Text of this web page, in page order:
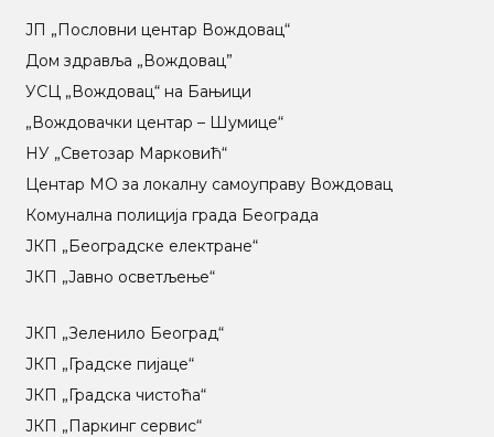
ЈП „Пословни центар Вождовац“
Дом здравља „Вождовац”
УСЦ „Вождовац“ на Бањици
„Вождовачки центар – Шумице“
НУ „Светозар Марковић“
Центар МO за локалну самоуправу Вождовац
Комунална полиција града Београда
ЈКП „Београдске електране“
ЈКП „Јавно осветљење“
ЈКП „Зеленило Београд“
ЈКП „Градске пијаце“
ЈКП „Градска чистоћа“
ЈКП „Паркинг сервис“